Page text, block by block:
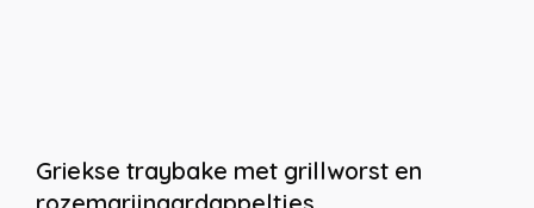
Griekse traybake met grillworst en